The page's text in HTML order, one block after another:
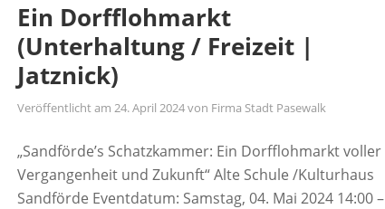
Ein Dorfflohmarkt
(Unterhaltung / Freizeit |
Jatznick)
Veröffentlicht am 24. April 2024von Firma Stadt Pasewalk
„Sandförde’s Schatzkammer: Ein Dorfflohmarkt voller
Vergangenheit und Zukunft“ Alte Schule /Kulturhaus
Sandförde Eventdatum: Samstag, 04. Mai 2024 14:00 –